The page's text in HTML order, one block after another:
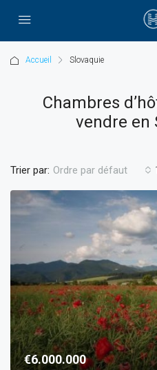
Accueil Slovaquie
Chambres
vendre en
Trier par: Ordre par défaut
€6.000.000